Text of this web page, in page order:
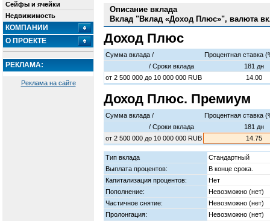
Сейфы и ячейки
Недвижимость
КОМПАНИИ
О ПРОЕКТЕ
РЕКЛАМА:
Реклама на сайте
Описание вклада
Вклад "Вклад «Доход Плюс»", валюта
Доход Плюc
Сумма вклада /
Процентная ставка
/ Cроки вклада
181 дн
от 2 500 000 до 10 000 000 RUB 14.00
Доход Плюс. Премиум
Сумма вклада /
Процентная ставка
/ Cроки вклада
181 дн
от 2 500 000 до 10 000 000 RUB 14.75
Тип вклада
Стандартный
Выплата процентов:
В конце срока.
Капитализация процентов:
Нет
Пополнение:
Невозможно (нет)
Частичное снятие:
Невозможно (нет)
Пролонгация:
Невозможно (нет)